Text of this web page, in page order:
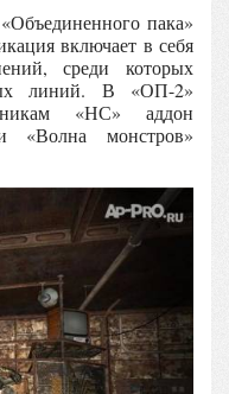
пака»
включает в себя
среди которых
линий. В «ОП-2»
«НС» аддон
«Волна монстров»